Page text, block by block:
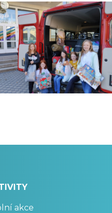
akce